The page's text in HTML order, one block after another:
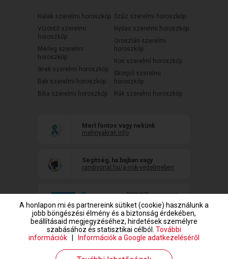
Halak szerelmi horoszkóp
Vízöntő szerelmi
horoszkóp
Mérleg szerelmi
horoszkóp
Ikrek szerelmi horoszkóp
Bak szerelmi horoszkóp
Bika szerelmi horoszkóp
Szűz szerelmi horoszkóp
Nyilas szerelmi horoszkóp
Oroszlán szerelmi
horoszkóp
Kos szerelmi horoszkóp
Skorpió szerelmi
horoszkóp
Rák szerelmi horoszkóp
Mert fontos vagy nekünk
mehnyakrak.info
Segítség, ha bajban vagy
randivonal.hu/a-nok-vedelmeben
www.randivonal.hu © Copyright 1999-2026 Dating Central Europe Zrt.
A honlapon mi és partnereink sütiket (cookie) használunk a
jobb böngészési élmény és a biztonság érdekében,
beállításaid megjegyzéséhez, hirdetések személyre
szabásához és statisztikai célból. További
információk
Információk a Google adatkezeléséről